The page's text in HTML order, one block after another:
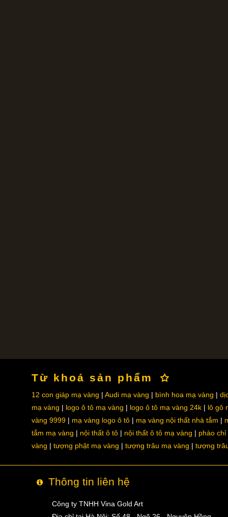
Từ khoá sản phẩm
12 con giáp mạ vàng Audi mạ vàng bình hoa mạ vàng
mạ vàng
logo ô tô mạ vàng logo ô tô mạ vàng 24k
lô gô
vàng 9999
mạ vàng logo ô tô mạ vàng nội thất nhà tắm
tắm mạ vàng
nội thất ô tô nội thất ô tô mạ vàng
phào chỉ
vàng
tượng phật mạ vàng tượng trâu mạ vàng tượng
Thông tin liên hệ
Công ty TNHH Vina Gold Art